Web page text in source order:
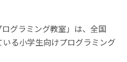
ログラミング教室」は、全国
る小学生向けプログラミング